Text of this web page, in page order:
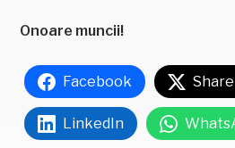
Onoare muncii!
Facebook
LinkedIn